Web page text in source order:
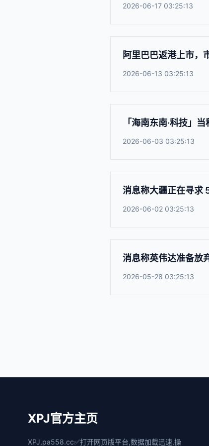
2026-06-17 03:25:13
阿里巴巴返港上市，
2026-06-13 03:25:13
「海南东南·科技」
2026-06-03 03:25:13
消息称大疆正在寻求
2026-06-02 03:25:13
消息称英伟达准备放
2026-05-28 03:25:13
XPJ官方主页
XPJ,pa558.cc✅打开网页版平台,数据加载迅速,操